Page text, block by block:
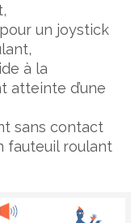
un joystick
à la
atteinte d’une
sans contact
fauteuil roulant